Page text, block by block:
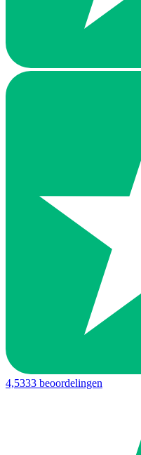
4,5333 beoordelingen